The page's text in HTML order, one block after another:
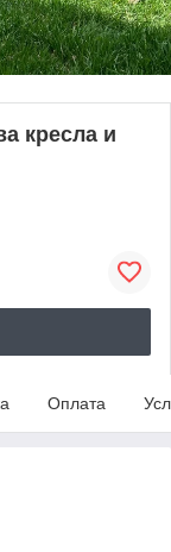
кресла и
Оплата